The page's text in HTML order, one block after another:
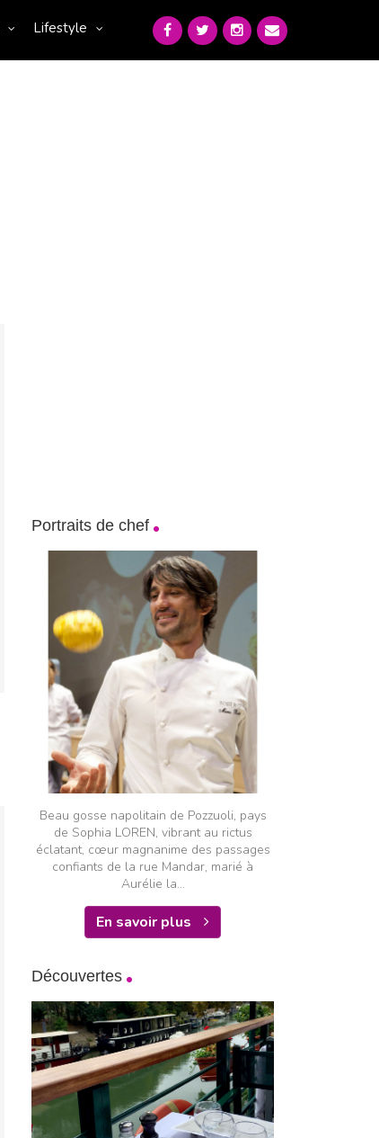
Lifestyle
Portraits de chef
Beau gosse napolitain de Pozzuoli, pays
de Sophia LOREN, vibrant au rictus
éclatant, cœur magnanime des passages
confiants de la rue Mandar, marié à
Aurélie la...
En savoir plus
Découvertes